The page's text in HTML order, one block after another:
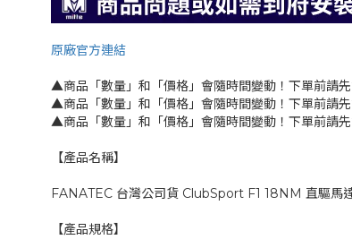
原廠官方連結
▲商品「數量」和「價格」會隨時間變動！下單前請
▲商品「數量」和「價格」會隨時間變動！下單前請
▲商品「數量」和「價格」會隨時間變動！下單前請
【產品名稱】
FANATEC 台灣公司貨 ClubSport F1 18NM 直驅馬
【產品規格】